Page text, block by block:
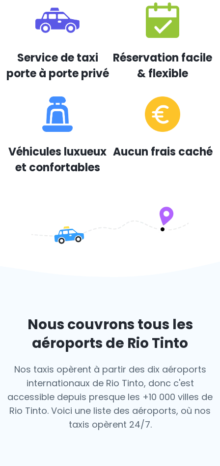
Service de taxi
porte à porte privé
Réservation facile
& flexible
Véhicules luxueux
et confortables
Aucun frais caché
Nous couvrons tous les
aéroports de Rio Tinto
Nos taxis opèrent à partir des dix aéroports
internationaux de Rio Tinto, donc c'est
accessible depuis presque les +10 000 villes de
Rio Tinto. Voici une liste des aéroports, où nos
taxis opèrent 24/7.